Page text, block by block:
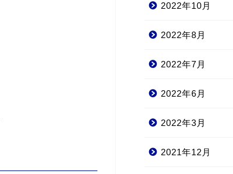
2022年10月
2022年8月
2022年7月
2022年6月
2022年3月
2021年12月